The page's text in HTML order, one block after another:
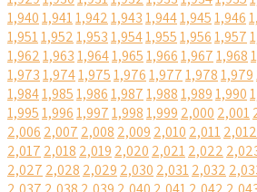
1,9401,9411,9421,9431,9441,9451,946
1,9511,9521,9531,9541,9551,9561,957
1,9621,9631,9641,9651,9661,9671,968
1,9731,9741,9751,9761,9771,9781,979
1,9841,9851,9861,9871,9881,9891,990
1,9951,9961,9971,9981,999 2,000 2,001
2,006 2,007 2,008 2,009 2,010 2,0112,012
2,017 2,018 2,019 2,020 2,0212,022
2,027 2,028 2,029 2,030 2,0312,032